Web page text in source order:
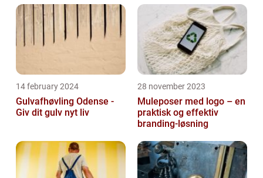
14 february 2024
Gulvafhøvling Odense -
Giv dit gulv nyt liv
28 november 2023
Muleposer med logo – en
praktisk og effektiv
branding-løsning